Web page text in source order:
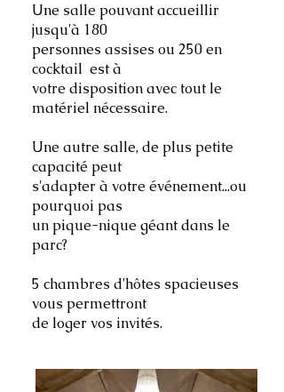
Une salle pouvant accueillir
jusqu'à 180
personnes assises ou 250 en
cocktail est à
votre disposition avec tout le
matériel nécessaire.
Une autre salle, de plus petite
capacité peut
s'adapter à votre événement...ou
pourquoi pas
un pique-nique géant dans le
parc?
​5 chambres d'hôtes spacieuses
vous permettront
de logervos invités.